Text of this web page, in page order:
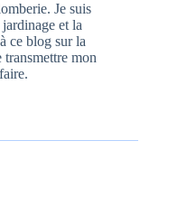
Je suis
et la
ce blog sur la
transmettre mon